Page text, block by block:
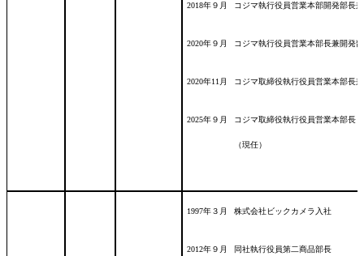
2018年９月 コジマ執行役員営業本部開発部長
2020年９月 コジマ執行役員営業本部長兼開発
2020年11月 コジマ取締役執行役員営業本部長
2025年９月 コジマ取締役執行役員営業本部長
（現任）
1997年３月 株式会社ビックカメラ入社
2012年９月 同社執行役員第二商品部長